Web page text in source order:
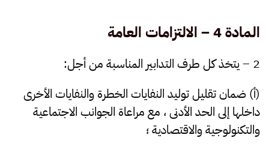
المادة 4 – الالتزامات العامة
2 – يتخذ كل طرف التدابير المناسبة من أجل:
(أ) ضمان تقليل توليد النفايات الخطرة والنفايات الأخرى
داخلها إلى الحد الأدنى ، مع مراعاة الجوانب الاجتماعية
والتكنولوجية والاقتصادية ؛